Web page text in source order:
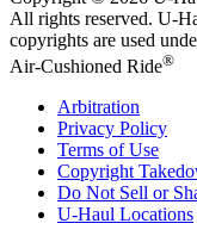
All rights reserved. U-
copyrights are used
Air-Cushioned Ride®
Arbitration
Privacy Policy
Terms of Use
Copyright
Do Not Sell or
U-Haul Locations